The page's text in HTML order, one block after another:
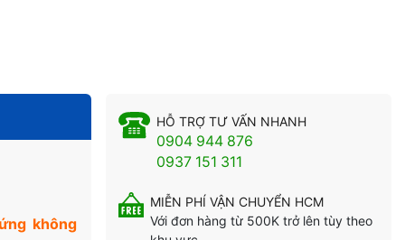
không
HỖ TRỢ TƯ VẤN NHANH
0904 944 876
0937 151 311
MIỄN PHÍ VẬN CHUYỂN HCM
Với đơn hàng từ 500K trở lên tùy theo